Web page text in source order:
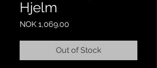
Hjelm
NOK 1,069.00
Out of Stock